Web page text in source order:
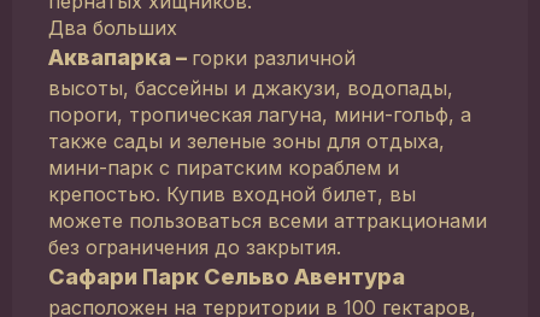
Два больших
Аквапарка – горки различной
высоты, бассейны и джакузи, водопады,
пороги, тропическая лагуна, мини-гольф, а
также сады и зеленые зоны для отдыха,
мини-парк с пиратским кораблем и
крепостью. Купив входной билет, вы
можете пользоваться всеми аттракционами
без ограничения до закрытия.
Сафари Парк Сельво Авентура
расположен на территории в 100 гектаров,